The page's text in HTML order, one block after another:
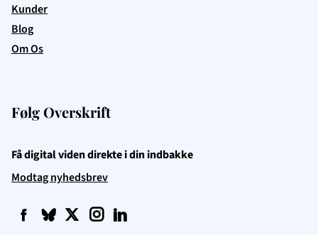
Kunder
Blog
Om Os
Følg Overskrift
Få digital viden direkte i din indbakke
Modtag nyhedsbrev
f q t i l